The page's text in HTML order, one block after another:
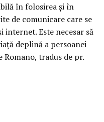
în folosirea și în
de comunicare care se
internet. Este necesar să
deplină a persoanei
Romano, tradus de pr.